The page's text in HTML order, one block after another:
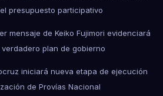
presupuesto participativo
mensaje de Keiko Fujimori evidenciará
plan de gobierno
iniciará nueva etapa de ejecución
de Provías Nacional